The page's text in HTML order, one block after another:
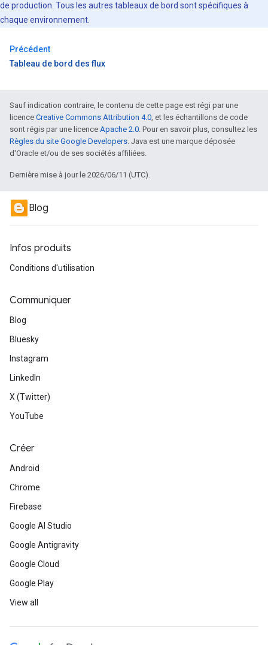
de production. Tous les autres tableaux de bord sont spécifiques à
chaque environnement.
Précédent
Tableau de bord des flux
Sauf indication contraire, le contenu de cette page est régi par une
licence Creative Commons Attribution 4.0, et les échantillons de code
sont régis par une licence Apache 2.0. Pour en savoir plus, consultez les
Règles du site Google Developers. Java est une marque déposée
d'Oracle et/ou de ses sociétés affiliées.
Dernière mise à jour le 2026/06/11 (UTC).
Blog
Infos produits
Conditions d'utilisation
Communiquer
Blog
Bluesky
Instagram
LinkedIn
X (Twitter)
YouTube
Créer
Android
Chrome
Firebase
Google AI Studio
Google Antigravity
Google Cloud
Google Play
View all